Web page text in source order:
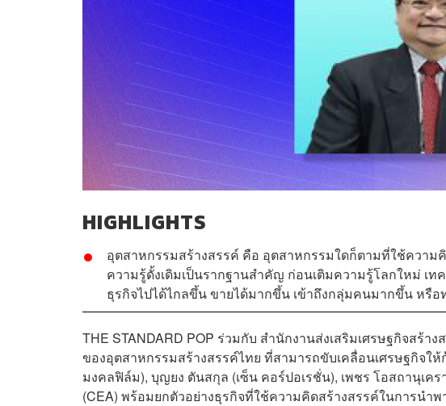
HIGHLIGHTS
อุตสาหกรรมสร้างสรรค์ คือ อุตสาหกรรมใดก็ตามที่ใช้ความ
ความรู้ดั้งเดิมเป็นรากฐานสำคัญ ก่อนเติมความรู้โลกใหม่ เ
ธุรกิจไปได้ไกลขึ้น ขายได้มากขึ้น เข้าถึงกลุ่มคนมากขึ้น หรื
THE STANDARD POP ร่วมกับ สำนักงานส่งเสริมเศรษฐกิจสร้า
ของอุตสาหกรรมสร้างสรรค์ไทย ที่สามารถขับเคลื่อนเศรษฐกิจใ
มงคลฟิล์ม), บุญยง ตันสกุล (เซ็น คอร์ปอเรชั่น), เพชร โอสถานุเค
(CEA) พร้อมยกตัวอย่างธุรกิจที่ใช้ความคิดสร้างสรรค์ในการนำพ